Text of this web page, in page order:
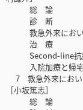
総 論
診 断
救急外来におい
治 療
Second-line抗
入院加療と帰宅
7 救急外来におい
［小坂篤志］
総 論